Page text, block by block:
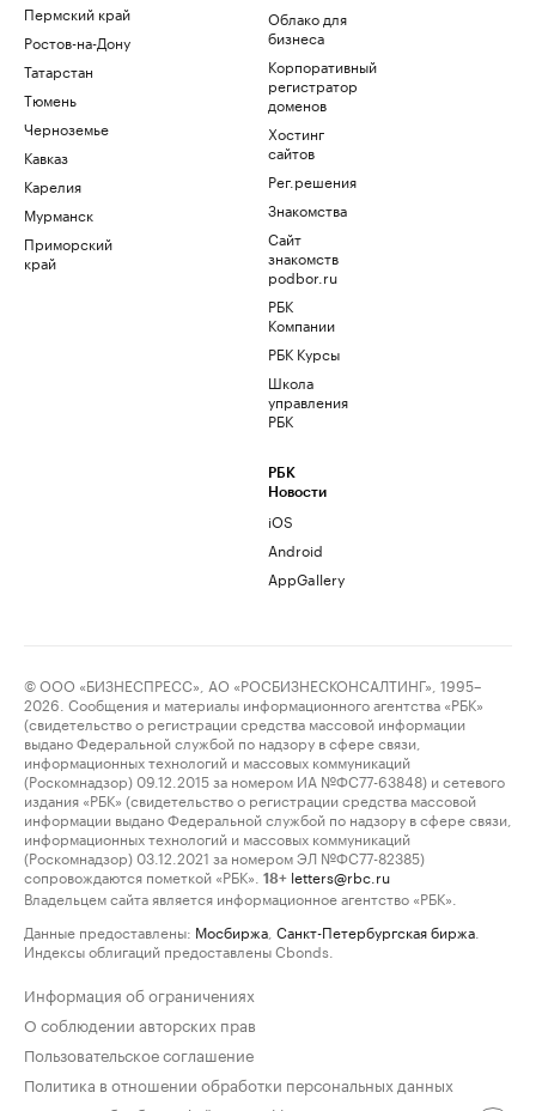
Пермский край
Ростов-на-Дону
Татарстан
Тюмень
Черноземье
Кавказ
Карелия
Мурманск
Приморский
край
Облако для
бизнеса
Корпоративный
регистратор
доменов
Хостинг
сайтов
Рег.решения
Знакомства
Сайт
знакомств
podbor.ru
РБК
Компании
РБК Курсы
Школа
управления
РБК
РБК
Новости
iOS
Android
AppGallery
© ООО «БИЗНЕСПРЕСС», АО «РОСБИЗНЕСКОНСАЛТИНГ», 1995–
2026. Сообщения и материалы информационного агентства «РБК»
(свидетельство о регистрации средства массовой информации
выдано Федеральной службой по надзору в сфере связи,
информационных технологий и массовых коммуникаций
(Роскомнадзор) 09.12.2015 за номером ИА №ФС77-63848) и сетевого
издания «РБК» (свидетельство о регистрации средства массовой
информации выдано Федеральной службой по надзору в сфере связи,
информационных технологий и массовых коммуникаций
(Роскомнадзор) 03.12.2021 за номером ЭЛ №ФС77-82385)
сопровождаются пометкой «РБК».
18+ letters@rbc.ru
Владельцем сайта является информационное агентство «РБК».
Данные предоставлены: Мосбиржа Санкт-Петербургская биржа
Индексы облигаций предоставлены Cbonds.
Информация об ограничениях
О соблюдении авторских прав
Пользовательское соглашение
Политика в отношении обработки персональных данных